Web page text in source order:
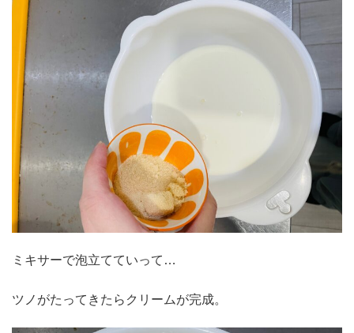
ミキサーで泡立てていって…
ツノがたってきたらクリームが完成。